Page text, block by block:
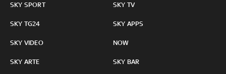
SKY SPORT
SKY TG24
SKY VIDEO
SKY ARTE
SKY TV
SKY APPS
NOW
SKY BAR